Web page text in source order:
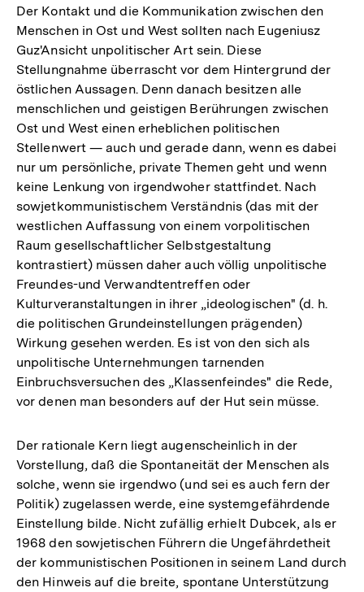
Der Kontakt und die Kommunikation zwischen den
Menschen in Ost und West sollten nach Eugeniusz
Guz'Ansicht unpolitischer Art sein. Diese
Stellungnahme überrascht vor dem Hintergrund der
östlichen Aussagen. Denn danach besitzen alle
menschlichen und geistigen Berührungen zwischen
Ost und West einen erheblichen politischen
Stellenwert — auch und gerade dann, wenn es dabei
nur um persönliche, private Themen geht und wenn
keine Lenkung von irgendwoher stattfindet. Nach
sowjetkommunistischem Verständnis (das mit der
westlichen Auffassung von einem vorpolitischen
Raum gesellschaftlicher Selbstgestaltung
kontrastiert) müssen daher auch völlig unpolitische
Freundes-und Verwandtentreffen oder
Kulturveranstaltungen in ihrer „ideologischen" (d. h.
die politischen Grundeinstellungen prägenden)
Wirkung gesehen werden. Es ist von den sich als
unpolitische Unternehmungen tarnenden
Einbruchsversuchen des „Klassenfeindes" die Rede,
vor denen man besonders auf der Hut sein müsse.
Der rationale Kern liegt augenscheinlich in der
Vorstellung, daß die Spontaneität der Menschen als
solche, wenn sie irgendwo (und sei es auch fern der
Politik) zugelassen werde, eine systemgefährdende
Einstellung bilde. Nicht zufällig erhielt Dubcek, als er
1968 den sowjetischen Führern die Ungefährdetheit
der kommunistischen Positionen in seinem Land durch
den Hinweis auf die breite, spontane Unterstützung